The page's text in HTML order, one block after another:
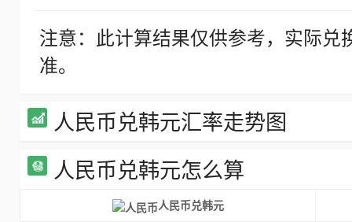
注意：此计算结果仅供参考，实际
准。
人民币兑韩元汇率走势图
人民币兑韩元怎么算
人民币兑韩元